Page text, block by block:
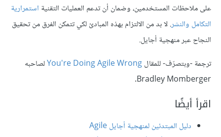
على ملاحظات المستخدمين، وضمان أن تدعم العمليات التقنية استمرارية
التكامل والنشر. لا بد من الالتزام بهذه المبادئ لكي تتمكن الفرق من تحقيق
النجاح عبر منهجية أجايل.
ترجمة -وبتصرّف- للمقالYou're Doing Agile Wrongلصاحبه
Bradley Momberger.
اقرأ أيضًا
دليل المبتدئين لمنهجية أجايل Agile